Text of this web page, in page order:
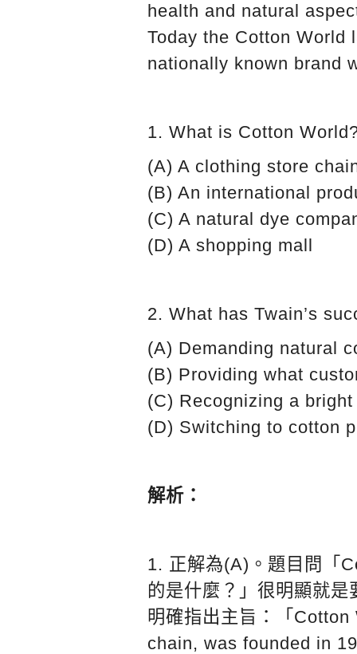
health and natural
Today the Cotton World
nationally known brand
1. What is Cotton
(A) A clothing store
(B) An international
(C) A natural dye
(D) A shopping mall
2. What has Twain’s
(A) Demanding natural
(B) Providing what
(C) Recognizing a
(D) Switching to cotton
解析：
1. 正解為(A)。題目問「
的是什麼？」很明顯就
明確指出主旨：「
chain, was founded in